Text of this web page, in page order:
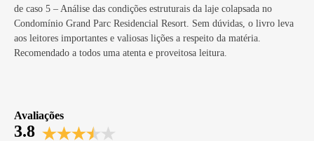
de caso 5 – Análise das condições estruturais da laje colapsada no
Condomínio Grand Parc Residencial Resort. Sem dúvidas, o livro leva
aos leitores importantes e valiosas lições a respeito da matéria.
Recomendado a todos uma atenta e proveitosa leitura.
Avaliações
3.8